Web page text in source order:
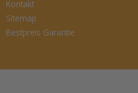
Kontakt
Sitemap
Bestpreis Garantie